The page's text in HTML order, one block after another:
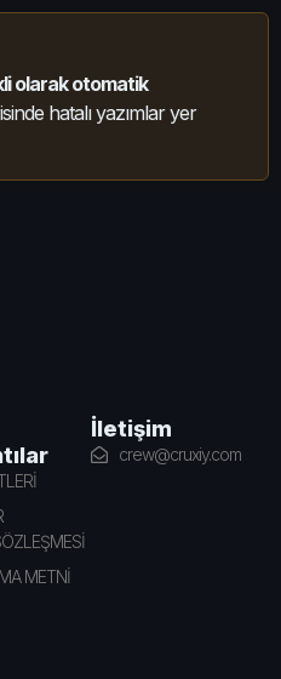
olarak otomatik
hatalı yazımlar yer
METNİ
İletişim
crew@cruxiy.com